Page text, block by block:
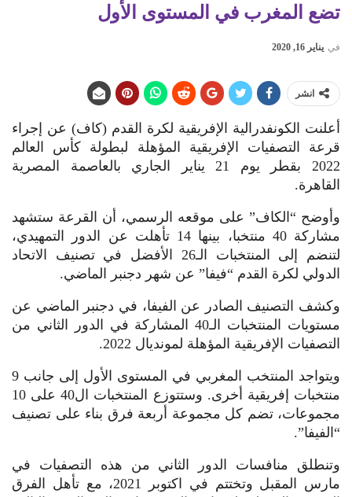
تضع المغرب في المستوى الأول
في يناير 16, 2020
انشر
أعلنت الكونفدرالية الإفريقية لكرة القدم (كاف) عن إجراء
قرعة التصفيات الإفريقية المؤهلة لبطولة كأس العالم
2022 بقطر يوم 21 يناير الجاري بالعاصمة المصرية
القاهرة.
وأوضح “الكاف” على موقعه الرسمي، أن القرعة ستشهد
مشاركة 40 منتخبا، بينها 14 تأهلت عن الدور التمهيدي،
لتنضم إلى المنتخبات الـ26 الأفضل في تصنيف الاتحاد
الدولي لكرة القدم “فيفا” عن شهر دجنبر الماضي.
وكشف التصنيف الصادر عن الفيفا، في دجنبر الماضي عن
مستويات المنتخبات الـ40 المشاركة في الدور الثاني من
التصفيات الإفريقية المؤهلة لمونديال 2022.
ويتواجد المنتخب المغربي في المستوى الأول إلى جانب 9
منتخبات إفريقية أخرى. وستتوزع المنتخبات ال40 على 10
مجموعات، تضم كل مجموعة أربعة فرق بناء على تصنيف
“الفيفا”.
وتنطلق منافسات الدور الثاني من هذه التصفيات في
مارس المقبل وتختتم في اكتوبر 2021، مع تأهل الفرق